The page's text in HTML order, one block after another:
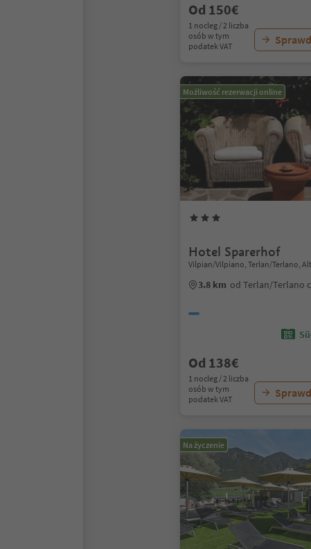
Od 150€
1 nocleg / 2 liczba
osób w tym
podatek VAT
Możliwość rezerwacji online
Hotel Sparerhof
Vilpian/Vilpiano, Terlan/Terlano,
3.8 km od Terlan/Terlano
Od 138€
1 nocleg / 2 liczba
osób w tym
podatek VAT
Na życzenie